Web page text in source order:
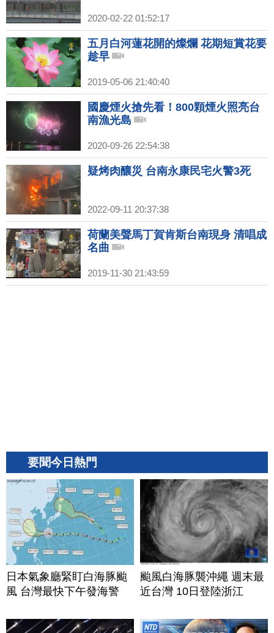
2020-02-22 01:52:17
五月白河蓮花開的燦爛 花期短賞花要
趁早
2019-05-06 21:40:40
國慶煙火搶先看！800顆煙火照亮台
南漁光島
2020-09-26 22:54:38
疑烤肉釀災 台南永康民宅火警3死
2022-09-11 20:37:38
荷蘭美聲馬丁賀肯斯台南現身 清唱成
名曲
2019-11-30 21:43:59
要聞今日熱門
日本氣象廳緊盯白海豚颱
風 台灣最快下午發海警
颱風白海豚襲沖繩 週末最
近台灣 10日登陸浙江